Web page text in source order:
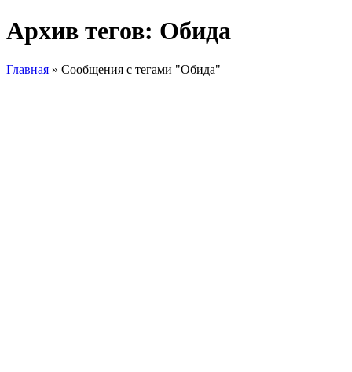
Архив тегов: Обида
Главная » Сообщения с тегами "Обида"